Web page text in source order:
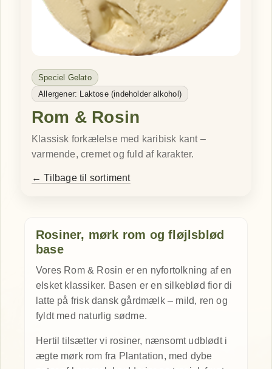
Speciel Gelato
Allergener: Laktose (indeholder alkohol)
Rom & Rosin
Klassisk forkælelse med karibisk kant –
varmende, cremet og fuld af karakter.
← Tilbage til sortiment
Rosiner, mørk rom og fløjlsblød
base
Vores Rom & Rosin er en nyfortolkning af en
elsket klassiker. Basen er en silkeblød fior di
latte på frisk dansk gårdmælk – mild, ren og
fyldt med naturlig sødme.
Hertil tilsætter vi rosiner, nænsomt udblødt i
ægte mørk rom fra Plantation, med dybe